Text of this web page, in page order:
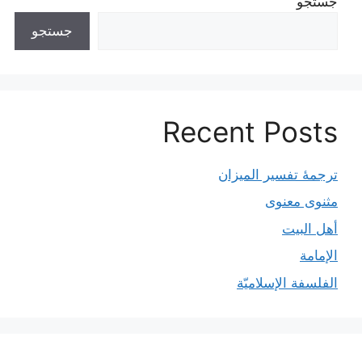
جستجو
Recent Posts
ترجمۀ تفسیر المیزان
مثنوی معنوی
أهل البيت
الإمامة
الفلسفة الإسلاميّة